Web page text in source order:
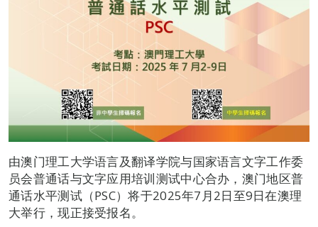
由澳门理工大学语言及翻译学院与国家语言文字工作委
员会普通话与文字应用培训测试中心合办，澳门地区普
通话水平测试（PSC）将于2025年7月2日至9日在澳理
大举行，现正接受报名。